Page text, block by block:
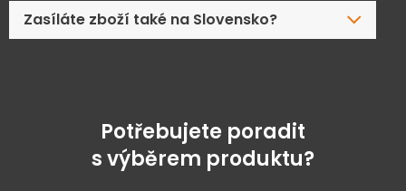
Zasíláte zboží také na Slovensko?
Potřebujete poradit
s výběrem produktu?